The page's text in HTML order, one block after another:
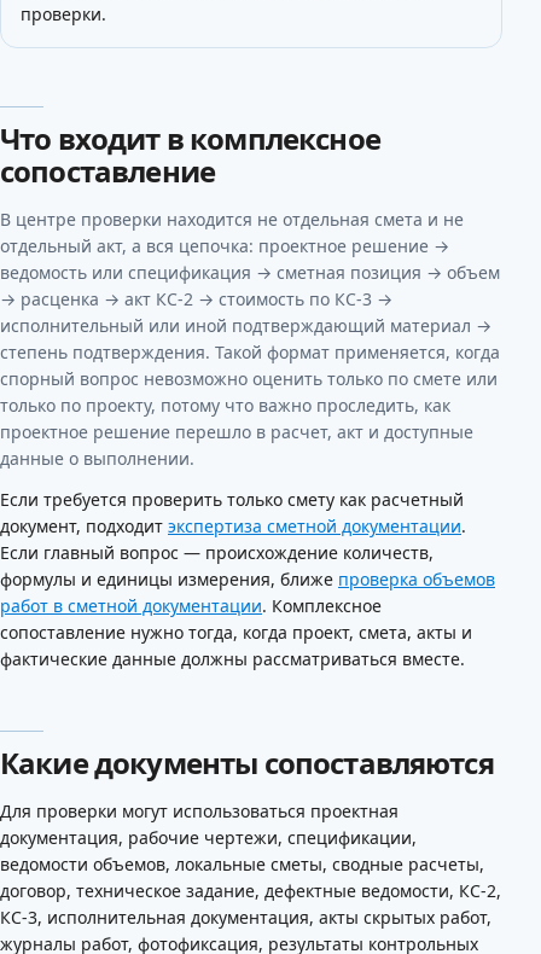
проверки.
Что входит в комплексное
сопоставление
В центре проверки находится не отдельная смета и не
отдельный акт, а вся цепочка: проектное решение →
ведомость или спецификация → сметная позиция → объем
→ расценка → акт КС-2 → стоимость по КС-3 →
исполнительный или иной подтверждающий материал →
степень подтверждения. Такой формат применяется, когда
спорный вопрос невозможно оценить только по смете или
только по проекту, потому что важно проследить, как
проектное решение перешло в расчет, акт и доступные
данные о выполнении.
Если требуется проверить только смету как расчетный
документ, подходит экспертиза сметной документации.
Если главный вопрос — происхождение количеств,
формулы и единицы измерения, ближе проверка объемов
работ в сметной документации. Комплексное
сопоставление нужно тогда, когда проект, смета, акты и
фактические данные должны рассматриваться вместе.
Какие документы сопоставляются
Для проверки могут использоваться проектная
документация, рабочие чертежи, спецификации,
ведомости объемов, локальные сметы, сводные расчеты,
договор, техническое задание, дефектные ведомости, КС-2,
КС-3, исполнительная документация, акты скрытых работ,
журналы работ, фотофиксация, результаты контрольных